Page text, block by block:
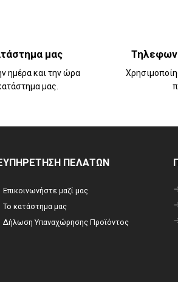
μας
ημέρα και την ώρα
μας.
ΠΕΛΑΤΩΝ
Επικοινωνήστε μαζί μας
Το κατάστημα μας
Δήλωση Υπαναχώρησης Προϊόντος